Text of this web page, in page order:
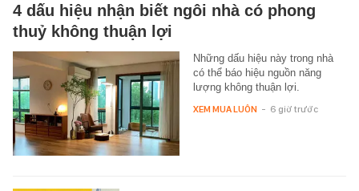
4 dấu hiệu nhận biết ngôi nhà có phong
thuỷ không thuận lợi
Những dấu hiệu này trong nhà
có thể báo hiệu nguồn năng
lượng không thuận lợi.
XEM MUA LUÔN - 6 giờ trước